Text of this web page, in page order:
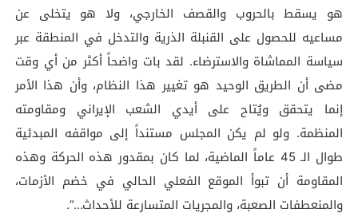
هو يسقط بالحروب والقصف الخارجي، ولا هو يتخلى عن
مساعيه للحصول على القنبلة الذرية والتدخل في المنطقة عبر
سياسة المماشاة والاسترضاء. لقد بات واضحاً أكثر من أي وقت
مضى أن الطريق الوحيد هو تغيير هذا النظام، وأن هذا الأمر
إنما يتحقق ويُتاح على أيدي الشعب الإيراني ومقاومته
المنظمة. ولو لم يكن المجلس مستنداً إلى مواقفه المبدئية
طوال الـ 45 عاماً الماضية، لما كان بمقدور هذه الحركة وهذه
المقاومة أن تبوأ الموقع الفعلي الحالي في خضم الأزمات،
والمنعطفات الصعبة، والمجريات المتسارعة للأحداث…”.